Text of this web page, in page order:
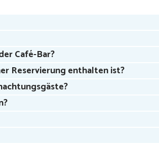
Café-Bar?
Reservierung enthalten ist?